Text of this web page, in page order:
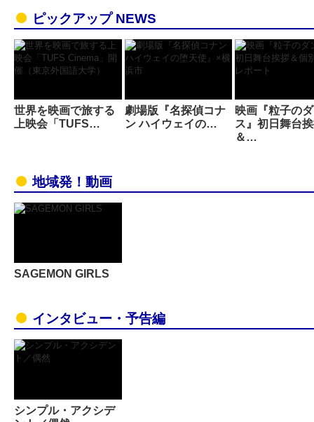
ピックアップ NEWS
世界を映画で旅する
上映会「TUFS…
劇場版『名探偵コナ
ン ハイウェイの…
映画『粒子の
ス』初日舞台
＆…
地域発！動画
SAGEMON GIRLS
インタビュー・予告編
シンプル・アクシデ